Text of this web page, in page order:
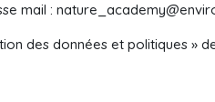
mail :
des données et politiques »